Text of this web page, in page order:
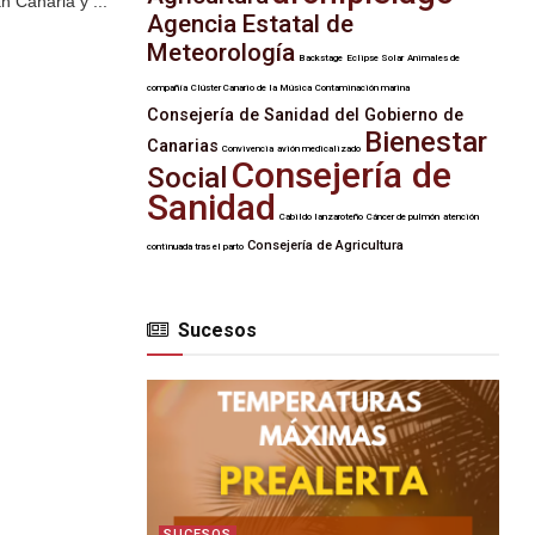
Agencia Estatal de
Meteorología Backstage Eclipse Solar Animales de
compañía Clúster Canario de la Música Contaminación marina
Consejería de Sanidad del Gobierno de
Canarias Convivencia avión medicalizado Bienestar
Social Consejería de
Sanidad Cabildo lanzaroteño Cáncer de pulmón atención
continuada tras el parto Consejería de Agricultura
Sucesos